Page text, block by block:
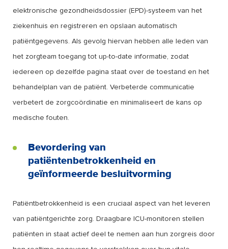
elektronische gezondheidsdossier (EPD)-systeem van het
ziekenhuis en registreren en opslaan automatisch
patiëntgegevens. Als gevolg hiervan hebben alle leden van
het zorgteam toegang tot up-to-date informatie, zodat
iedereen op dezelfde pagina staat over de toestand en het
behandelplan van de patiënt. Verbeterde communicatie
verbetert de zorgcoördinatie en minimaliseert de kans op
medische fouten.
Bevordering van
patiëntenbetrokkenheid en
geïnformeerde besluitvorming
Patiëntbetrokkenheid is een cruciaal aspect van het leveren
van patiëntgerichte zorg. Draagbare ICU-monitoren stellen
patiënten in staat actief deel te nemen aan hun zorgreis door